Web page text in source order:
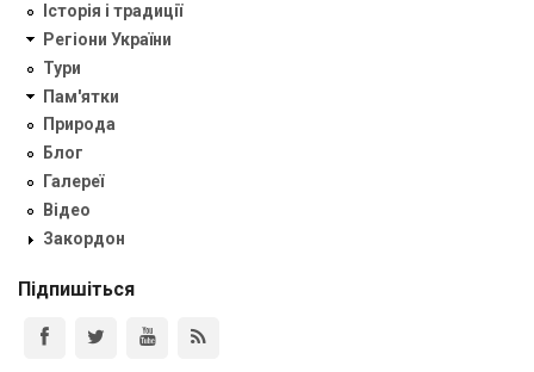
Історія і традиції
Регіони України
Тури
Пам'ятки
Природа
Блог
Галереї
Відео
Закордон
Підпишіться